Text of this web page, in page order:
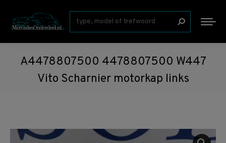
Zoeken:
A4478807500 4478807500 W447
Vito Scharnier motorkap links